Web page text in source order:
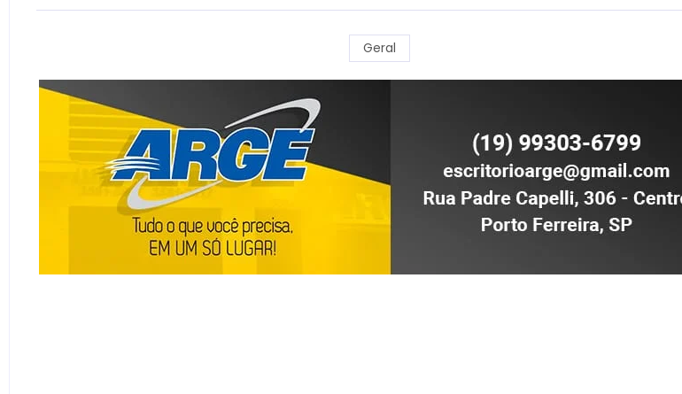
Geral